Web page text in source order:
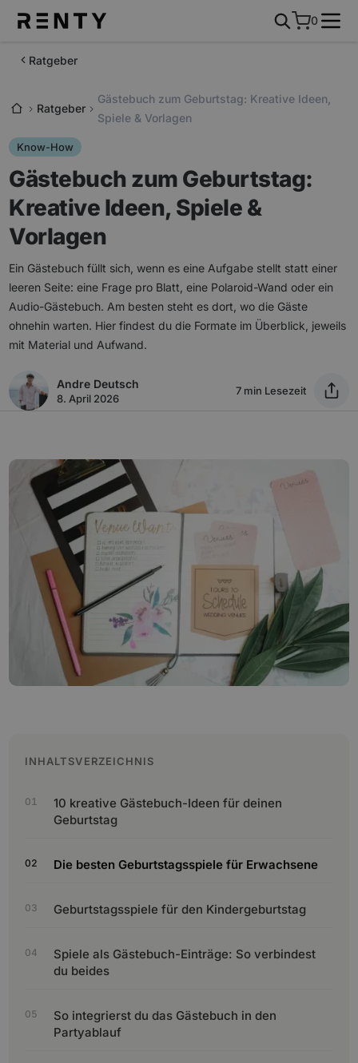
0
Ratgeber
Ratgeber
Gästebuch zum Geburtstag: Kreative Ideen,
Spiele & Vorlagen
Know-How
Gästebuch zum Geburtstag:
Kreative Ideen, Spiele &
Vorlagen
Ein Gästebuch füllt sich, wenn es eine Aufgabe stellt statt einer
leeren Seite: eine Frage pro Blatt, eine Polaroid-Wand oder ein
Audio-Gästebuch. Am besten steht es dort, wo die Gäste
ohnehin warten. Hier findest du die Formate im Überblick, jeweils
mit Material und Aufwand.
Andre Deutsch
8. April 2026
7 min Lesezeit
INHALTSVERZEICHNIS
10 kreative Gästebuch-Ideen für deinen
Geburtstag
Die besten Geburtstagsspiele für Erwachsene
Geburtstagsspiele für den Kindergeburtstag
Spiele als Gästebuch-Einträge: So verbindest
du beides
So integrierst du das Gästebuch in den
Partyablauf